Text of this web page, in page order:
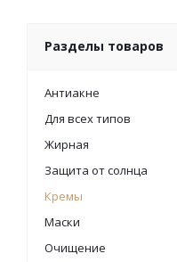
Разделы товаров
Антиакне
Для всех типов
Жирная
Защита от солнца
Кремы
Маски
Очищение